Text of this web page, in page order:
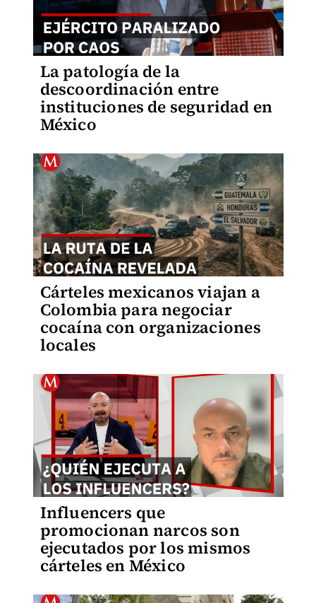
La patología de la
descoordinación entre
instituciones de seguridad en
México
Cárteles mexicanos viajan a
Colombia para negociar
cocaína con organizaciones
locales
Influencers que
promocionan narcos son
ejecutados por los mismos
cárteles en México